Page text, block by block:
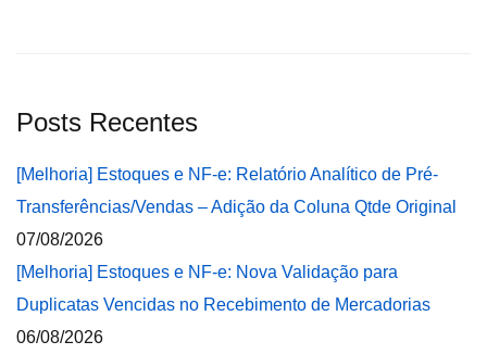
Posts Recentes
[Melhoria] Estoques e NF-e: Relatório Analítico de Pré-
Transferências/Vendas – Adição da Coluna Qtde Original
07/08/2026
[Melhoria] Estoques e NF-e: Nova Validação para
Duplicatas Vencidas no Recebimento de Mercadorias
06/08/2026